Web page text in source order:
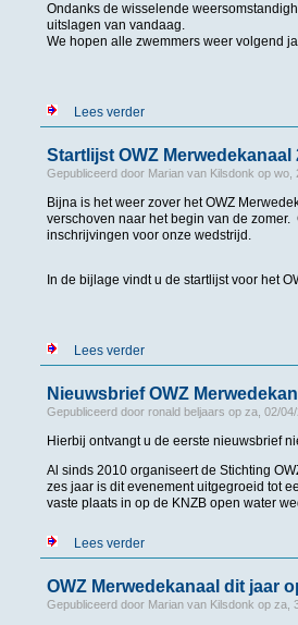
Ondanks de wisselende
uitslagen van vandaag.
​We hopen alle zwemmers weer volgend
Lees verderover UItslag OWZ
Startlijst OWZ Merwedekanaal
Gepubliceerd door Marian van Kilsdonk op wo,
​Bijna is het weer zover het OWZ
verschoven naar het begin van de
inschrijvingen voor onze wedstrijd.
In de bijlage vindt u de startlijst voor het
Lees verderover Startlijst OWZ
Nieuwsbrief OWZ
Gepubliceerd door ronald beljaars op za, 02/
Hierbij ontvangt u de eerste nieuwsbrief
Al sinds 2010 organiseert de Stichting
zes jaar is dit evenement uitgegroeid tot
vaste plaats in op de KNZB open water
Lees verderover Nieuwsbrief OWZ
OWZ Merwedekanaal dit jaar
Gepubliceerd door Marian van Kilsdonk op za,